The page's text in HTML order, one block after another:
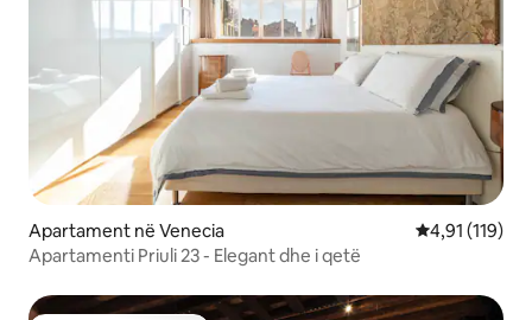
Apartament në Venecia Vlerësimi
4,91 (119)
Apartamenti Priuli 23 - Elegant dhe i qetë